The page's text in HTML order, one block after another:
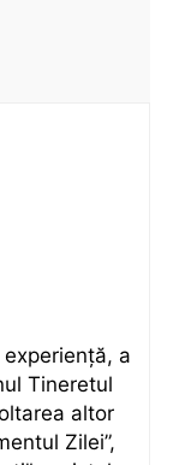
a
Tineretul
altor
Zilei”,